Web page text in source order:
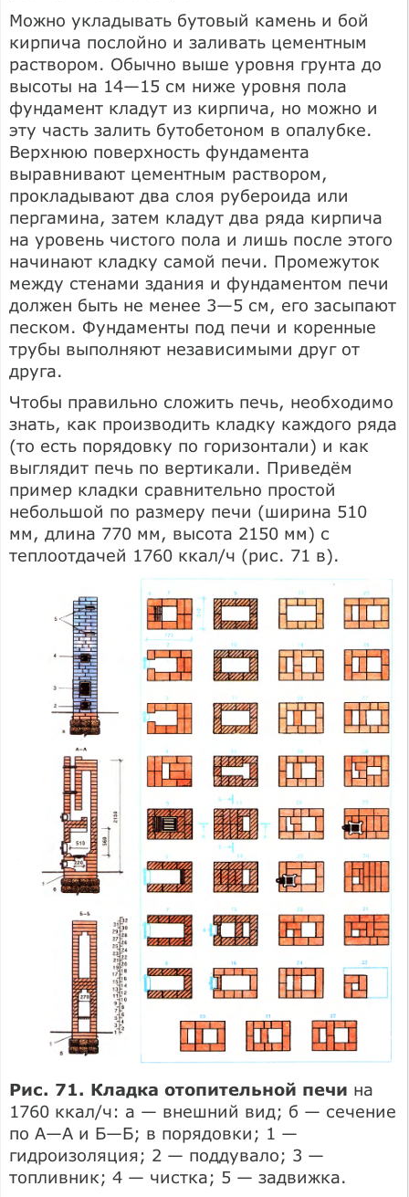
Можно укладывать бутовый камень и бой
кирпича послойно и заливать цементным
раствором. Обычно выше уровня грунта до
высоты на 14—15 см ниже уровня пола
фундамент кладут из кирпича, но можно и
эту часть залить бутобетоном в опалубке.
Верхнюю поверхность фундамента
выравнивают цементным раствором,
прокладывают два слоя рубероида или
пергамина, затем кладут два ряда кирпича
на уровень чистого пола и лишь после этого
начинают кладку самой печи. Промежуток
между стенами здания и фундаментом печи
должен быть не менее 3—5 см, его засыпают
песком. Фундаменты под печи и коренные
трубы выполняют независимыми друг от
друга.
Чтобы правильно сложить печь, необходимо
знать, как производить кладку каждого ряда
(то есть порядовку по горизонтали) и как
выглядит печь по вертикали. Приведём
пример кладки сравнительно простой
небольшой по размеру печи (ширина 510
мм, длина 770 мм, высота 2150 мм) с
теплоотдачей 1760 ккал/ч (рис. 71 в).
Рис. 71. Кладка отопительной печи на
1760 ккал/ч: а — внешний вид; б — сечение
по А—А и Б—Б; в порядовки; 1 —
гидроизоляция; 2 — поддувало; 3 —
топливник; 4 — чистка; 5 — задвижка.